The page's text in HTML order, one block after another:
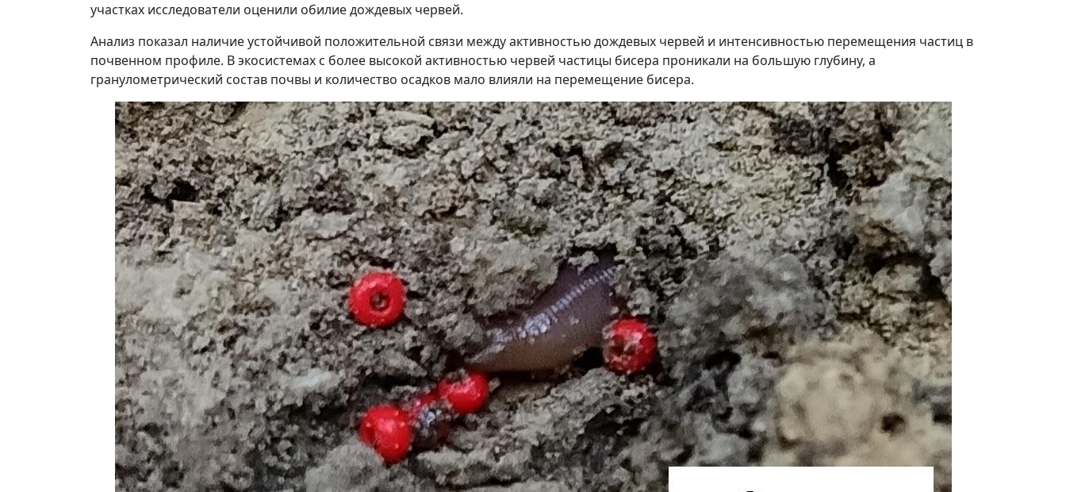
участках исследователи оценили обилие дождевых червей.
Анализ показал наличие устойчивой положительной связи между активностью дождевых червей и интенсивностью перемещения частиц в
почвенном профиле. В экосистемах с более высокой активностью червей частицы бисера проникали на большую глубину, а
гранулометрический состав почвы и количество осадков мало влияли на перемещение бисера.